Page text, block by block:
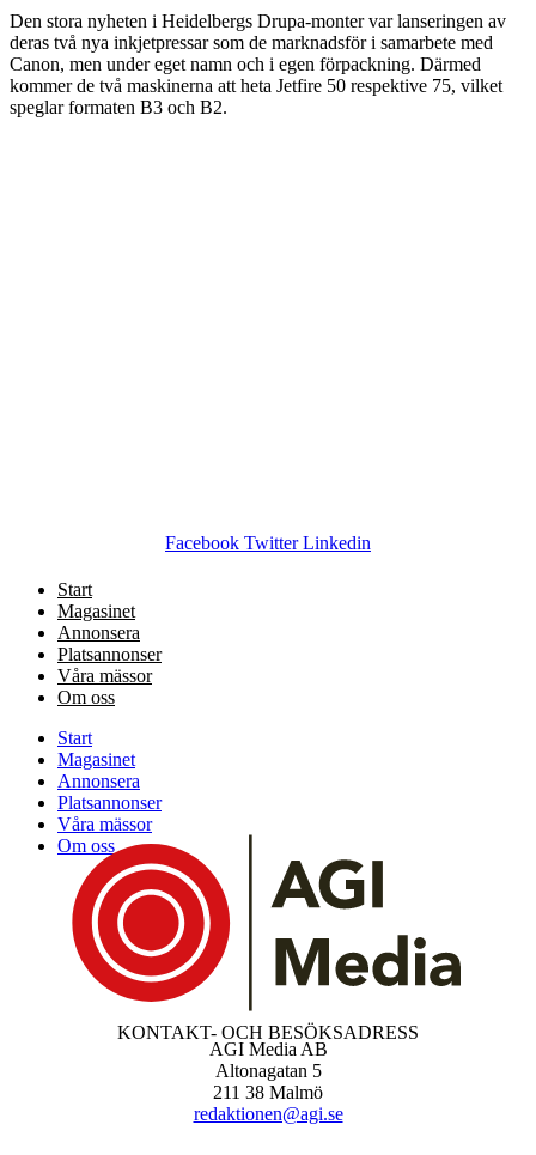
Den stora nyheten i Heidelbergs Drupa-monter var lanseringen av
deras två nya inkjetpressar som de marknadsför i samarbete med
Canon, men under eget namn och i egen förpackning. Därmed
kommer de två maskinerna att heta Jetfire 50 respektive 75, vilket
speglar formaten B3 och B2.
Facebook Twitter Linkedin
Start
Magasinet
Annonsera
Platsannonser
Våra mässor
Om oss
Start
Magasinet
Annonsera
Platsannonser
Våra mässor
Om oss
KONTAKT- OCH BESÖKSADRESS
AGI Media AB
Altonagatan 5
211 38 Malmö
redaktionen@agi.se